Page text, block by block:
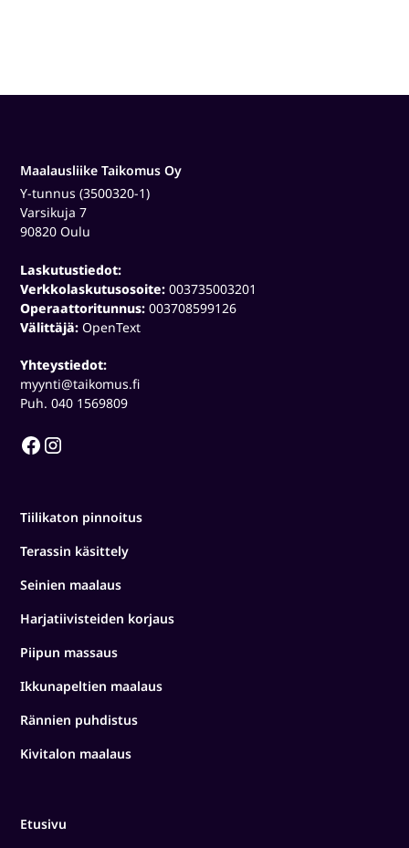
Maalausliike Taikomus Oy
Y-tunnus (3500320-1)
Varsikuja 7
90820 Oulu
Laskutustiedot:
Verkkolaskutusosoite:003735003201
Operaattoritunnus:003708599126
Välittäjä:OpenText
Yhteystiedot:
myynti@taikomus.fi
Puh. 040 1569809
Tiilikaton pinnoitus
Terassin käsittely
Seinien maalaus
Harjatiivisteiden korjaus
Piipun massaus
Ikkunapeltien maalaus
Rännien puhdistus
Kivitalon maalaus
Etusivu